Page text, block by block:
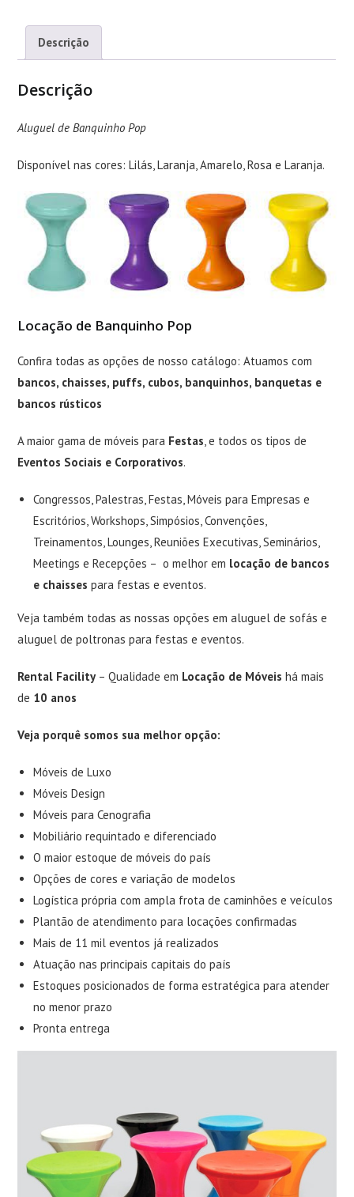
Descrição
Descrição
Aluguel de Banquinho Pop
Disponível nas cores: Lilás, Laranja, Amarelo, Rosa e Laranja.
Locação de Banquinho Pop
Confira todas as opções de nosso catálogo: Atuamos com
bancos, chaisses, puffs, cubos, banquinhos, banquetas e
bancos rústicos
A maior gama de móveis para Festas, e todos os tipos de
Eventos Sociais e Corporativos.
Congressos, Palestras, Festas, Móveis para Empresas e
Escritórios, Workshops, Simpósios, Convenções,
Treinamentos, Lounges, Reuniões Executivas, Seminários,
Meetings e Recepções – o melhor em locação de bancos
e chaisses para festas e eventos.
Veja também todas as nossas opções emaluguel de sofás e
aluguel de poltronas para festas e eventos.
Rental Facility– Qualidade em Locação de Móveis há mais
de 10 anos
Veja porquê somos sua melhor opção:
Móveis de Luxo
Móveis Design
Móveis para Cenografia
Mobiliário requintado e diferenciado
O maior estoque de móveis do país
Opções de cores e variação de modelos
Logística própria com ampla frota de caminhões e veículos
Plantão de atendimento para locações confirmadas
Mais de 11 mil eventos já realizados
Atuação nas principais capitais do país
Estoques posicionados de forma estratégica para atender
no menor prazo
Pronta entrega